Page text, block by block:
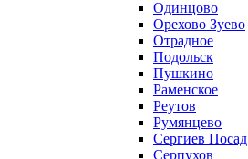
Одинцово
Орехово Зуево
Отрадное
Подольск
Пушкино
Раменское
Реутов
Румянцево
Сергиев Посад
Серпухов